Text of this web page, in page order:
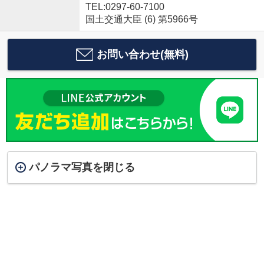
TEL:0297-60-7100
国土交通大臣 (6) 第5966号
お問い合わせ(無料)
パノラマ写真を閉じる